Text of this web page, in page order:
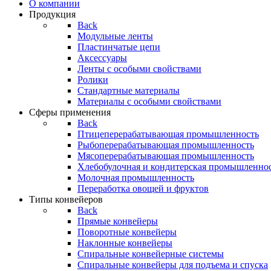
О компании
Продукция
Back
Модульные ленты
Пластинчатые цепи
Аксессуары
Ленты с особыми свойствами
Ролики
Стандартные материалы
Материалы с особыми свойствами
Сферы применения
Back
Птицеперерабатывающая промышленность
Рыбоперерабатывающая промышленность
Мясоперерабатывающая промышленность
Хлебобулочная и кондитерская
Молочная промышленность
Переработка овощей и фруктов
Типы конвейеров
Back
Прямые конвейеры
Поворотные конвейеры
Наклонные конвейеры
Спиральные конвейерные системы
Спиральные конвейеры для подъема и спуска